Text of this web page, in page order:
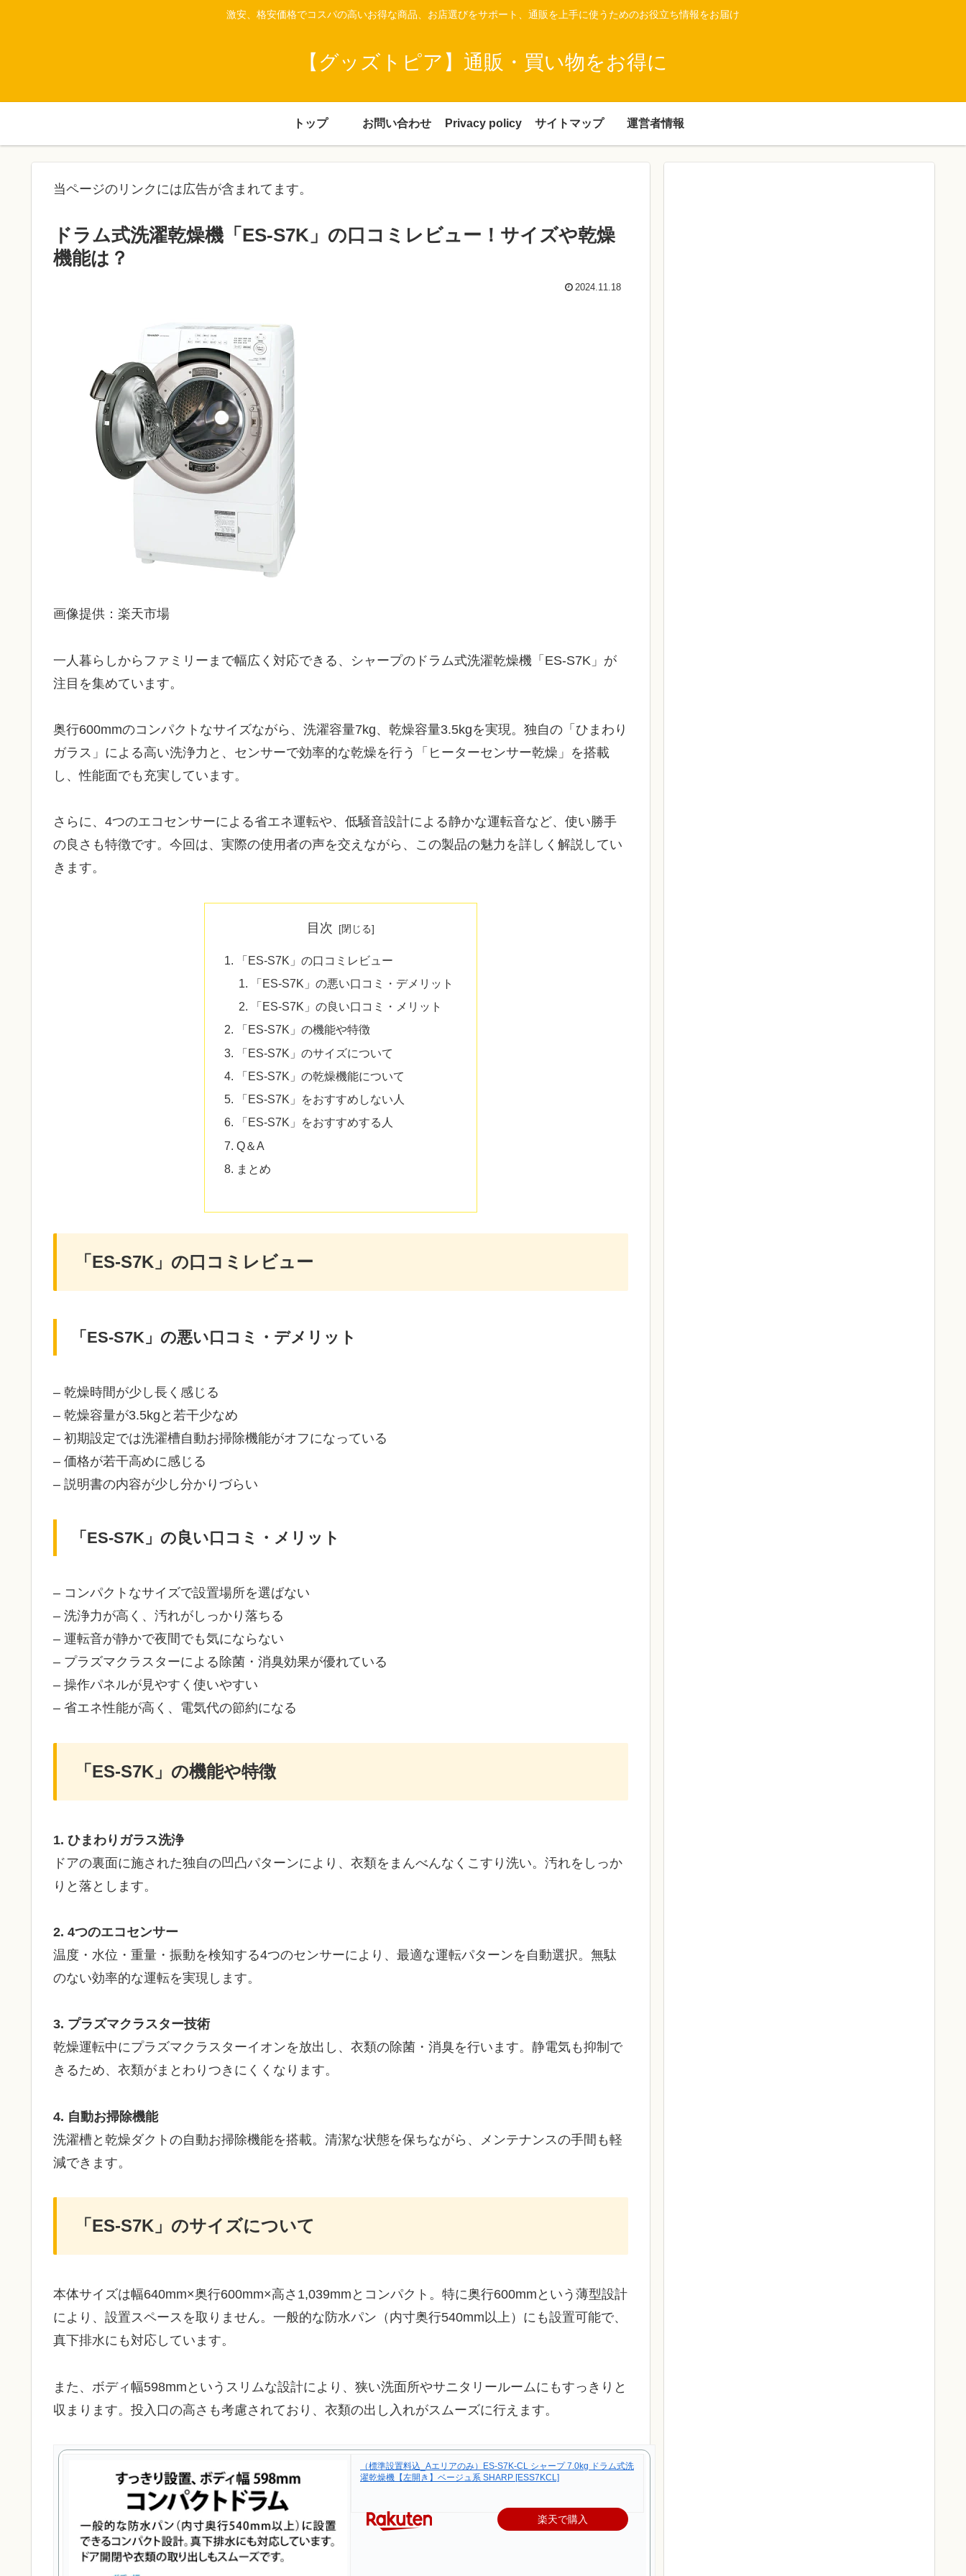
激安、格安価格でコスパの高いお得な商品、お店選びをサポート、通販を上手に使うためのお役立ち情報をお届け
【グッズトピア】通販・買い物をお得に
トップ お問い合わせ Privacy policy サイトマップ 運営者情報
当ページのリンクには広告が含まれてます。
ドラム式洗濯乾燥機「ES-S7K」の口コミレビュー！サイズや乾燥
機能は？
2024.11.18
画像提供：楽天市場
一人暮らしからファミリーまで幅広く対応できる、シャープのドラム式洗濯乾燥機「ES-S7K」が
注目を集めています。
奥行600mmのコンパクトなサイズながら、洗濯容量7kg、乾燥容量3.5kgを実現。独自の「ひまわり
ガラス」による高い洗浄力と、センサーで効率的な乾燥を行う「ヒーターセンサー乾燥」を搭載
し、性能面でも充実しています。
さらに、4つのエコセンサーによる省エネ運転や、低騒音設計による静かな運転音など、使い勝手
の良さも特徴です。今回は、実際の使用者の声を交えながら、この製品の魅力を詳しく解説してい
きます。
目次
「ES-S7K」の口コミレビュー
「ES-S7K」の悪い口コミ・デメリット
「ES-S7K」の良い口コミ・メリット
「ES-S7K」の機能や特徴
「ES-S7K」のサイズについて
「ES-S7K」の乾燥機能について
「ES-S7K」をおすすめしない人
「ES-S7K」をおすすめする人
Q＆A
まとめ
「ES-S7K」の口コミレビュー
「ES-S7K」の悪い口コミ・デメリット
– 乾燥時間が少し長く感じる
– 乾燥容量が3.5kgと若干少なめ
– 初期設定では洗濯槽自動お掃除機能がオフになっている
– 価格が若干高めに感じる
– 説明書の内容が少し分かりづらい
「ES-S7K」の良い口コミ・メリット
– コンパクトなサイズで設置場所を選ばない
– 洗浄力が高く、汚れがしっかり落ちる
– 運転音が静かで夜間でも気にならない
– プラズマクラスターによる除菌・消臭効果が優れている
– 操作パネルが見やすく使いやすい
– 省エネ性能が高く、電気代の節約になる
「ES-S7K」の機能や特徴
1. ひまわりガラス洗浄
ドアの裏面に施された独自の凹凸パターンにより、衣類をまんべんなくこすり洗い。汚れをしっか
りと落とします。
2. 4つのエコセンサー
温度・水位・重量・振動を検知する4つのセンサーにより、最適な運転パターンを自動選択。無駄
のない効率的な運転を実現します。
3. プラズマクラスター技術
乾燥運転中にプラズマクラスターイオンを放出し、衣類の除菌・消臭を行います。静電気も抑制で
きるため、衣類がまとわりつきにくくなります。
4. 自動お掃除機能
洗濯槽と乾燥ダクトの自動お掃除機能を搭載。清潔な状態を保ちながら、メンテナンスの手間も軽
減できます。
「ES-S7K」のサイズについて
本体サイズは幅640mm×奥行600mm×高さ1,039mmとコンパクト。特に奥行600mmという薄型設計
により、設置スペースを取りません。一般的な防水パン（内寸奥行540mm以上）にも設置可能で、
真下排水にも対応しています。
また、ボディ幅598mmというスリムな設計により、狭い洗面所やサニタリールームにもすっきりと
収まります。投入口の高さも考慮されており、衣類の出し入れがスムーズに行えます。
（標準設置料込_Aエリアのみ）ES-S7K-CL シャープ 7.0kg ドラム式洗
濯乾燥機【左開き】ベージュ系 SHARP [ESS7KCL]
楽天で購入